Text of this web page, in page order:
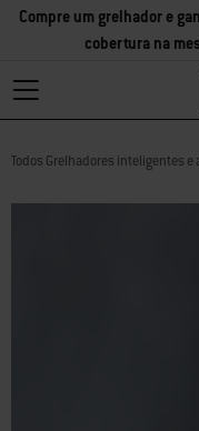
Compre um grelhador e
cobertura na
Todos Grelhadores inteligentes e